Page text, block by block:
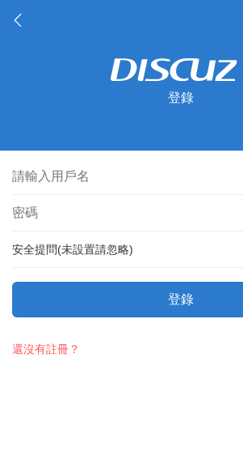
登錄
安全提問(未設置請忽略)
登錄
還沒有註冊？